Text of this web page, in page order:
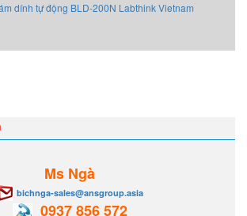
dính tự động BLD-200N Labthink Vietnam
Ms Ngà
bichnga-sales@ansgroup.asia
0937 856 572